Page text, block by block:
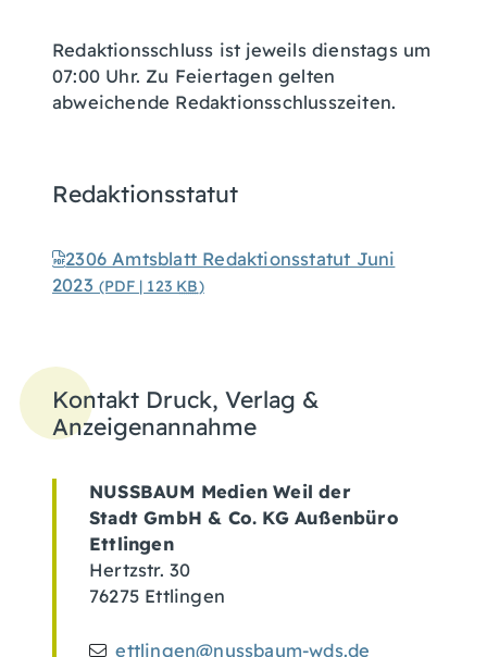
Redaktionsschluss ist jeweils dienstags um
07:00 Uhr. Zu Feiertagen gelten
abweichende Redaktionsschlusszeiten.
Redaktionsstatut
2306 Amtsblatt Redaktionsstatut Juni
2023 (PDF | 123 KB)
Kontakt Druck, Verlag &
Anzeigenannahme
NUSSBAUM Medien Weil der
Stadt GmbH & Co. KG Außenbüro
Ettlingen
Hertzstr. 30
76275 Ettlingen
ettlingen@nussbaum-wds.de